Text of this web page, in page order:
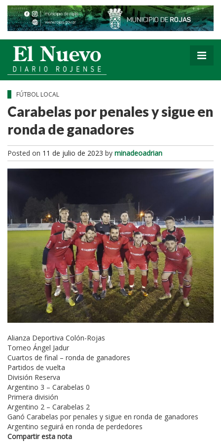
FÚTBOL LOCAL
Carabelas por penales y sigue en
ronda de ganadores
Posted on 11 de julio de 2023 by minadeoadrian
Alianza Deportiva Colón-Rojas
Torneo Ángel Jadur
Cuartos de final – ronda de ganadores
Partidos de vuelta
División Reserva
Argentino 3 – Carabelas 0
Primera división
Argentino 2 – Carabelas 2
Ganó Carabelas por penales y sigue en ronda de ganadores
Argentino seguirá en ronda de perdedores
Compartir esta nota